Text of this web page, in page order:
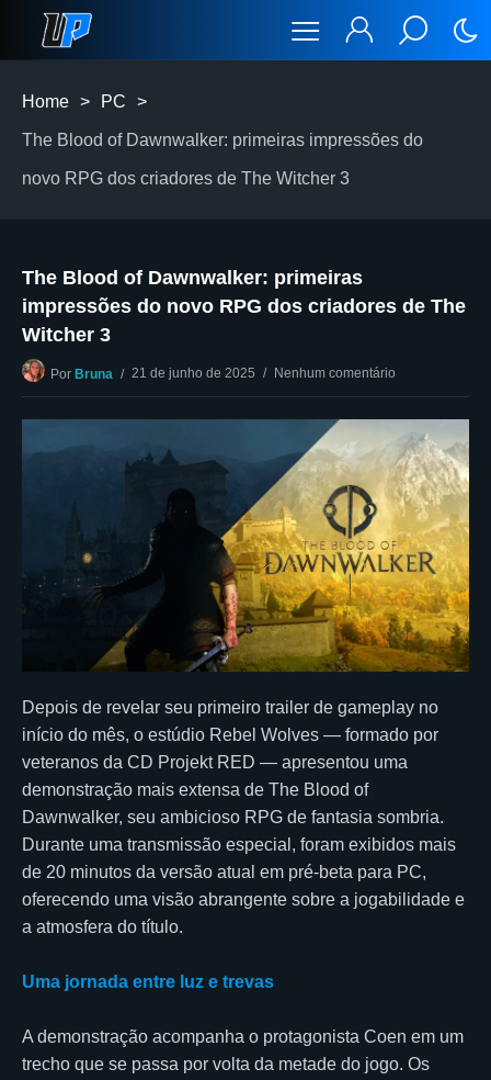
Home > PC >
The Blood of Dawnwalker: primeiras impressões do
novo RPG dos criadores de The Witcher 3
The Blood of Dawnwalker: primeiras
impressões do novo RPG dos criadores de The
Witcher 3
Por Bruna 21 de junho de 2025 Nenhum comentário
Depois de revelar seu primeiro trailer de gameplay no
início do mês, o estúdio Rebel Wolves — formado por
veteranos da CD Projekt RED — apresentou uma
demonstração mais extensa de The Blood of
Dawnwalker, seu ambicioso RPG de fantasia sombria.
Durante uma transmissão especial, foram exibidos mais
de 20 minutos da versão atual em pré-beta para PC,
oferecendo uma visão abrangente sobre a jogabilidade e
a atmosfera do título.
Uma jornada entre luz e trevas
A demonstração acompanha o protagonista Coen em um
trecho que se passa por volta da metade do jogo. Os